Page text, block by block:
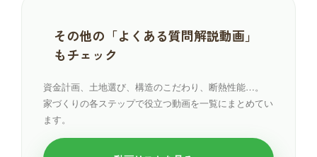
その他の「よくある質問解説動画」
もチェック
資金計画、土地選び、構造のこだわり、断熱性能…。
家づくりの各ステップで役立つ動画を一覧にまとめてい
ます。